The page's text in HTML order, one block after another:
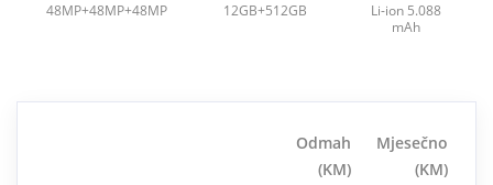
48MP+48MP+48MP 12GB+512GB
Li-ion 5.088
mAh
Odmah
(KM)
Mjesečno
(KM)